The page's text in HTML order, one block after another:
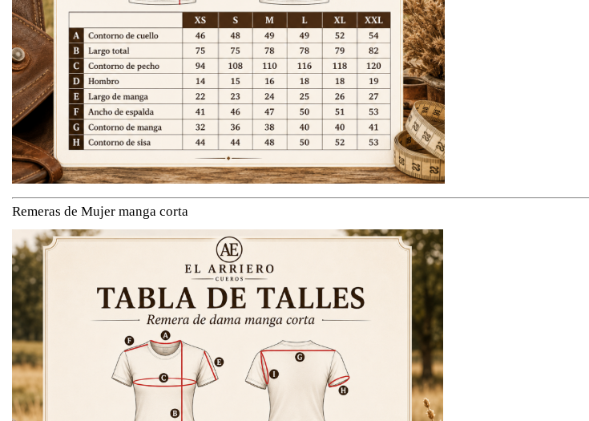
Remeras de Mujer manga corta